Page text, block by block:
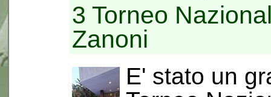
3 Torneo
Zanoni
E' stato un